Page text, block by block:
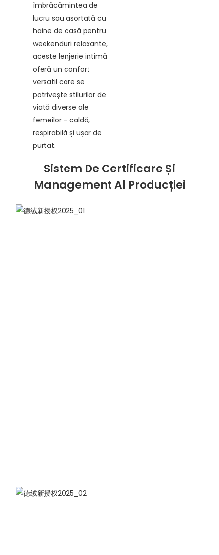
îmbrăcămintea de
lucru sau asortată cu
haine de casă pentru
weekenduri relaxante,
aceste lenjerie intimă
oferă un confort
versatil care se
potrivește stilurilor de
viață diverse ale
femeilor - caldă,
respirabilă și ușor de
purtat.
Sistem De Certificare Și
Management Al Producției